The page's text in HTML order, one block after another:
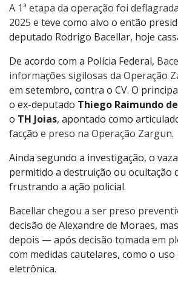
A 1ª etapa da operação foi
2025 e teve como alvo o então
deputado Rodrigo Bacellar, hoje
De acordo com a Polícia Federal,
informações sigilosas da Operação
em setembro, contra o CV. O
o ex-deputado Thiego Raimundo
o TH Joias, apontado como
facção e preso na Operação Zargun.
Ainda segundo a investigação, o
permitido a destruição ou ocultação
frustrando a ação policial.
Bacellar chegou a ser preso
decisão de Alexandre de Moraes, mas
depois — após decisão tomada em
com medidas cautelares, como o
eletrônica.